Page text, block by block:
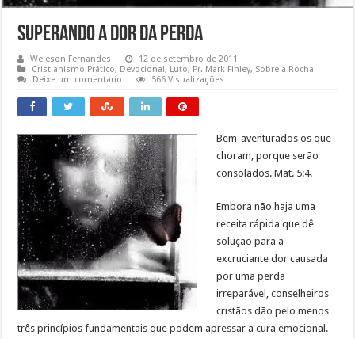
Superando a Dor da Perda
Weleson Fernandes
12 de setembro de 2011
Cristianismo Prático, Devocional, Luto, Pr. Mark Finley, Sobre a Rocha
Deixe um comentário
566 Visualizações
Bem-aventurados os que
choram, porque serão
consolados. Mat. 5:4.
Embora não haja uma
receita rápida que dê
solução para a
excruciante dor causada
por uma perda
irreparável, conselheiros
cristãos dão pelo menos
três princípios fundamentais que podem apressar a cura emocional.